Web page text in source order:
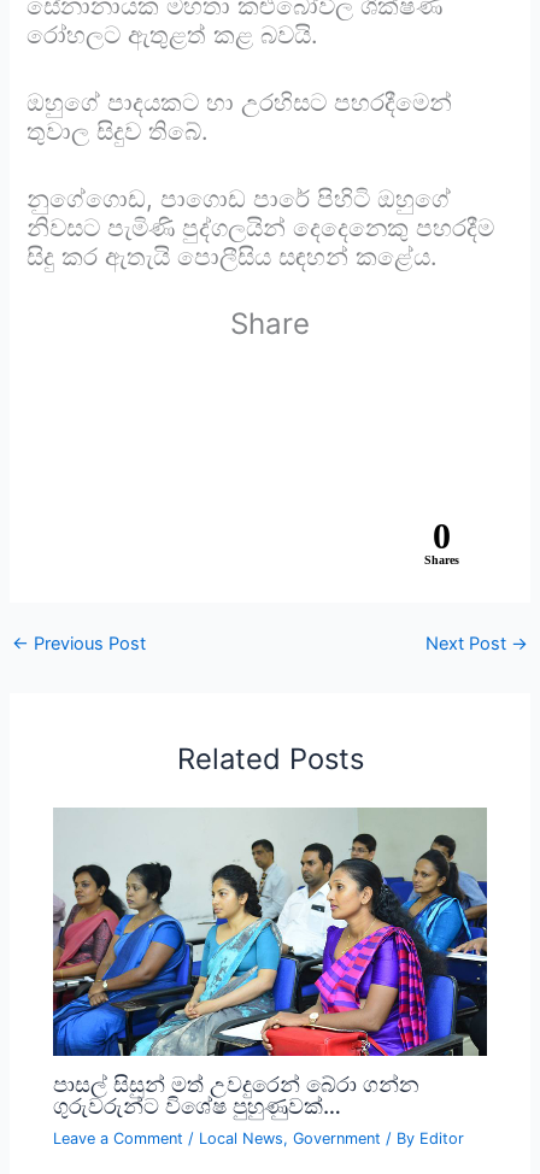
සේනානායක මහතා කළුබෝවිල ශික්ෂණ
රෝහලට ඇතුළත් කළ බවයි.
ඔහුගේ පාදයකට හා උරහිසට පහරදීමෙන්
තුවාල සිදුව තිබේ.
නුගේගොඩ, පාගොඩ පාරේ පිහිටි ඔහුගේ
නිවසට පැමිණි පුද්ගලයින් දෙදෙනෙකු පහරදීම
සිදු කර ඇතැයි පොලීසිය සඳහන් කළේය.
Share
0
Shares
← Previous Post Next Post →
Related Posts
පාසල් සිසුන් මත් උවදුරෙන් බේරා ගන්න
ගුරුවරුන්ට විශේෂ පුහුණුවක්…
Leave a Comment / Local News,Government / By Editor